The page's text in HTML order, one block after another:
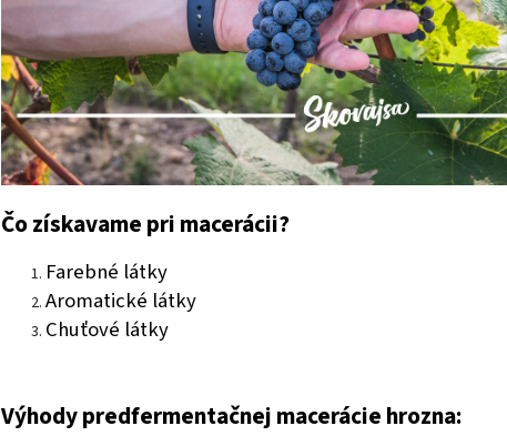
Čo získavame pri macerácii?
Farebné látky
Aromatické látky
Chuťové látky
Výhody predfermentačnej macerácie hrozna: